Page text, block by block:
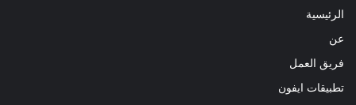
الرئيسية
عن
فريق العمل
تطبيقات ايفون